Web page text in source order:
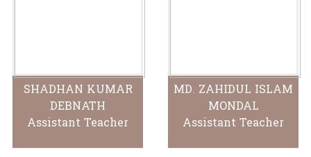
SHADHAN KUMAR
DEBNATH
Assistant Teacher
MD. ZAHIDUL ISLAM
MONDAL
Assistant Teacher